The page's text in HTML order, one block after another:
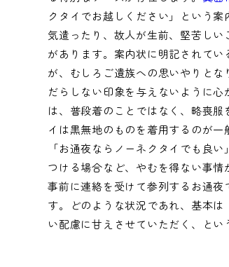
クタイでお越しください」という
気遣ったり、故人が生前、堅苦し
があります。案内状に明記されて
が、むしろご遺族への思いやりとな
だらしない印象を与えないように
は、普段着のことではなく、略喪
イは黒無地のものを着用するのが
「お通夜ならノーネクタイでも良
つける場合など、やむを得ない事情
事前に連絡を受けて参列するお通
す。どのような状況であれ、基本
い配慮に甘えさせていただく、とい